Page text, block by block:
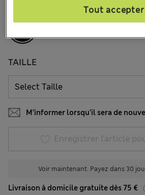
TAILLE
M’informer lorsqu’il sera de
Enregistrer l’article
Voir maintenant. Payez dans 30
Livraison à domicile gratuite dès 75 €
Tout accepter